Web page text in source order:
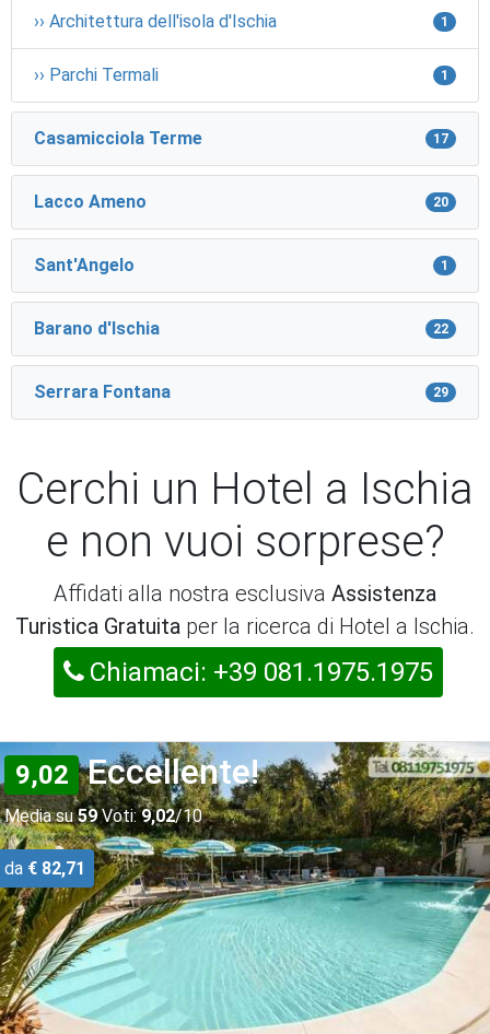
›› Architettura dell'isola d'Ischia 1
›› Parchi Termali 1
Casamicciola Terme 17
Lacco Ameno 20
Sant'Angelo 1
Barano d'Ischia 22
Serrara Fontana 29
Cerchi un Hotel a Ischia
e non vuoi sorprese?
Affidati alla nostra esclusiva Assistenza
Turistica Gratuita per la ricerca di Hotel a Ischia.
Chiamaci: +39 081.1975.1975
9,02 Eccellente!
Media su59Voti: 9,02/10
da € 82,71